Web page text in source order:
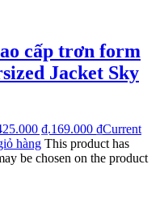
cấp trơn form
Jacket Sky
₫.169.000 ₫Current
hàng This product has
be chosen on the product